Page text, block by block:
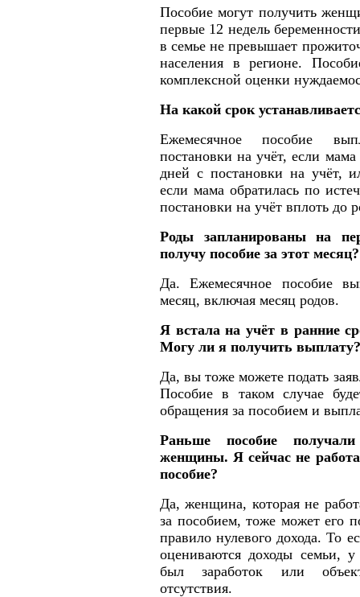
Пособие могут получить
первые 12 недель
в семье не превышает
населения в регионе.
комплексной оценки
На какой срок
Ежемесячное пособие
постановки на учёт, если
дней с постановки на учёт,
если мама обратилась по
постановки на учёт вплоть до
Роды запланированы на
получу пособие за этот месяц?
Да. Ежемесячное пособие
месяц, включая месяц родов.
Я встала на учёт в ранние
Могу ли я получить выплату?
Да, вы тоже можете подать
Пособие в таком случае
обращения за пособием и
Раньше пособие
женщины. Я сейчас не
пособие?
Да, женщина, которая не
за пособием, тоже может его
правило нулевого дохода. То
оцениваются доходы семьи,
был заработок или
отсутствия.